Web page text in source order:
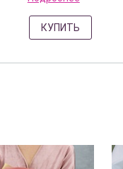
КУПИТЬ